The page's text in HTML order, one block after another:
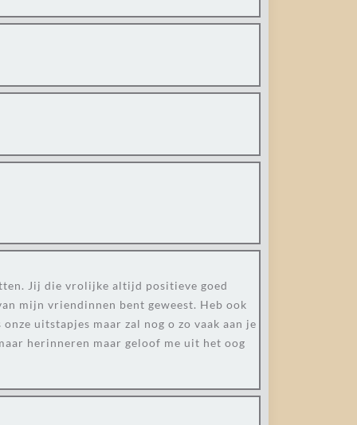
Jij die vrolijke altijd positieve goed
mijn vriendinnen bent geweest. Heb ook
uitstapjes maar zal nog o zo vaak aan je
herinneren maar geloof me uit het oog